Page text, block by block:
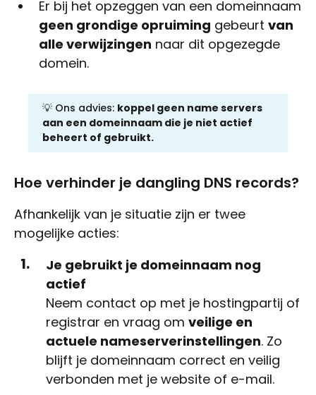
Er bij het opzeggen van een domeinnaam
geen grondige opruiming gebeurt van
alle verwijzingen naar dit opgezegde
domein.
💡 Ons advies: koppel geen name servers
aan een domeinnaam die je niet actief
beheert of gebruikt.
Hoe verhinder je dangling DNS records?
Afhankelijk van je situatie zijn er twee
mogelijke acties:
Je gebruikt je domeinnaam nog
actief
Neem contact op met je hostingpartij of
registrar en vraag om veilige en
actuele nameserverinstellingen. Zo
blijft je domeinnaam correct en veilig
verbonden met je website of e-mail.